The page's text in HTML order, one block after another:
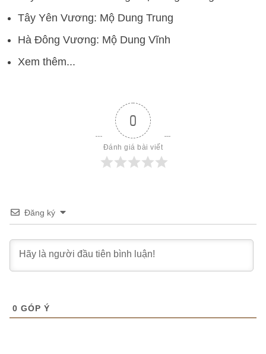
Tây Yên Vương: Mộ Dung Trung
Hà Đông Vương: Mộ Dung Vĩnh
Xem thêm...
0
Đánh giá bài viết
Đăng ký
0 GÓP Ý